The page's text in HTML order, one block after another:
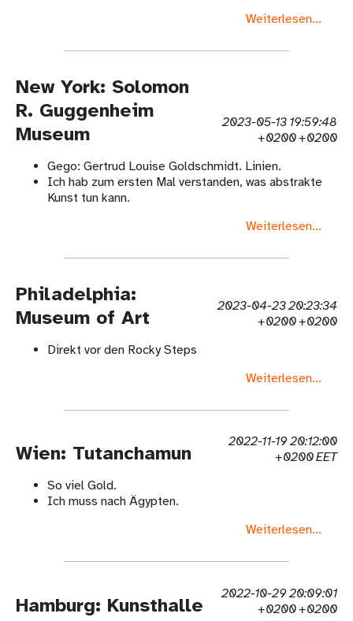
Weiterlesen...
New York: Solomon
R. Guggenheim
Museum
2023-05-13 19:59:48
+0200 +0200
Gego: Gertrud Louise Goldschmidt. Linien.
Ich hab zum ersten Mal verstanden, was abstrakte
Kunst tun kann.
Weiterlesen...
Philadelphia:
Museum of Art
2023-04-23 20:23:34
+0200 +0200
Direkt vor den Rocky Steps
Weiterlesen...
Wien: Tutanchamun
2022-11-19 20:12:00
+0200 EET
So viel Gold.
Ich muss nach Ägypten.
Weiterlesen...
Hamburg: Kunsthalle
2022-10-29 20:09:01
+0200 +0200